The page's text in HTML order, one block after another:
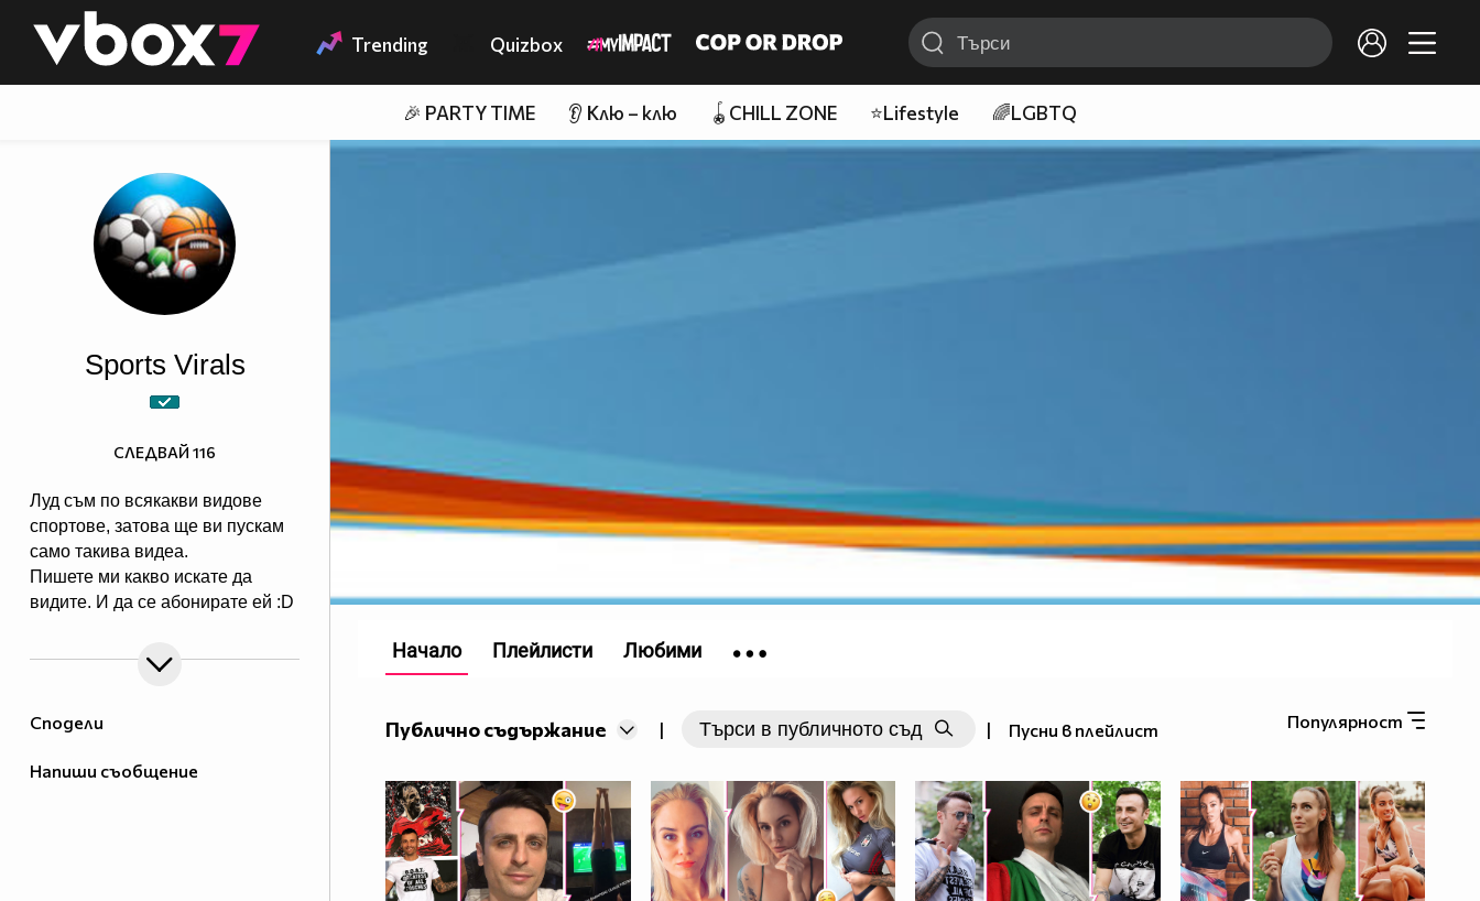
👾 Trending Quizbox
🎉 PARTY TIME 👂 Клю – клю 🪀CHILL ZONE ⭐Lifestyle 🌈LGBTQ
Сподели
Напиши съобщение
Sports Virals
Луд съм по всякакви видове
спортове, затова ще ви пускам
само такива видеа.
Пишете ми какво искате да
видите. И да се абонирате ей :D
СЛЕДВАЙ 116
Популярност
Публично съдържание | | Пусни в плейлист
Начало Плейлисти Любими